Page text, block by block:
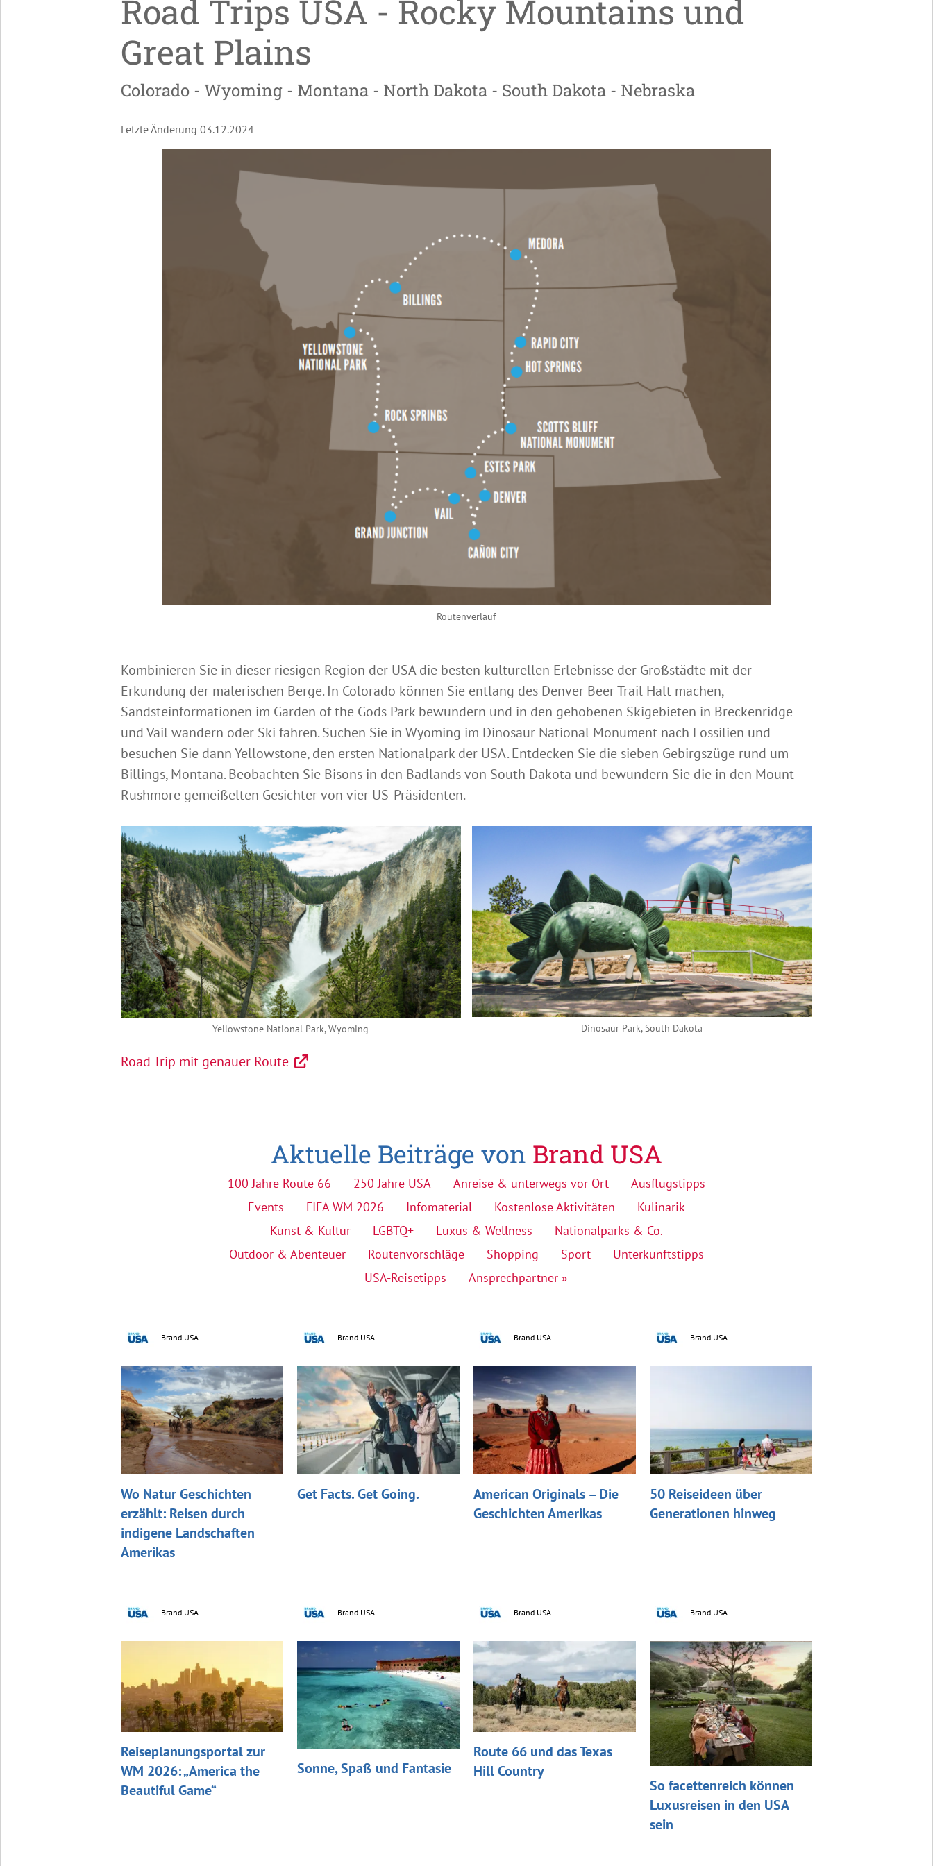
Road Trips USA - Rocky Mountains und
Great Plains
Colorado - Wyoming - Montana - North Dakota - South Dakota - Nebraska
Letzte Änderung 03.12.2024
Routenverlauf
Kombinieren Sie in dieser riesigen Region der USA die besten kulturellen Erlebnisse der Großstädte mit der
Erkundung der malerischen Berge. In Colorado können Sie entlang des Denver Beer Trail Halt machen,
Sandsteinformationen im Garden of the Gods Park bewundern und in den gehobenen Skigebieten in Breckenridge
und Vail wandern oder Ski fahren. Suchen Sie in Wyoming im Dinosaur National Monument nach Fossilien und
besuchen Sie dann Yellowstone, den ersten Nationalpark der USA. Entdecken Sie die sieben Gebirgszüge rund um
Billings, Montana. Beobachten Sie Bisons in den Badlands von South Dakota und bewundern Sie die in den Mount
Rushmore gemeißelten Gesichter von vier US-Präsidenten.
Yellowstone National Park, Wyoming Dinosaur Park, South Dakota
Road Trip mit genauer Route
Aktuelle Beiträge von Brand USA
100 Jahre Route 66 250 Jahre USA Anreise & unterwegs vor Ort
Ausflugstipps
Events
FIFA WM 2026 Infomaterial Kostenlose Aktivitäten
Kulinarik
Kunst & Kultur
LGBTQ+ Luxus & Wellness
Nationalparks & Co.
Outdoor & Abenteuer
Routenvorschläge Shopping Sport
Unterkunftstipps
USA-Reisetipps
Ansprechpartner »
Brand USA
Wo Natur Geschichten
erzählt: Reisen durch
indigene Landschaften
Amerikas
Brand USA
Get Facts. Get Going.
Brand USA
American Originals – Die
Geschichten Amerikas
Brand USA
50 Reiseideen über
Generationen hinweg
Brand USA
Reiseplanungsportal zur
WM 2026: „America the
Beautiful Game“
Brand USA
Sonne, Spaß und Fantasie
Brand USA
Route 66 und das Texas
Hill Country
Brand USA
So facettenreich können
Luxusreisen in den USA
sein